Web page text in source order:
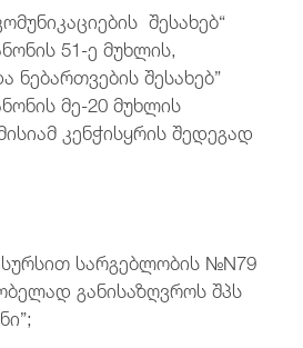
შესახებ“
51-ე მუხლის,
ნებართვების შესახებ”
მე-20 მუხლის
კენჭისყრის შედეგად
სარგებლობის №N79
განისაზღვროს შპს